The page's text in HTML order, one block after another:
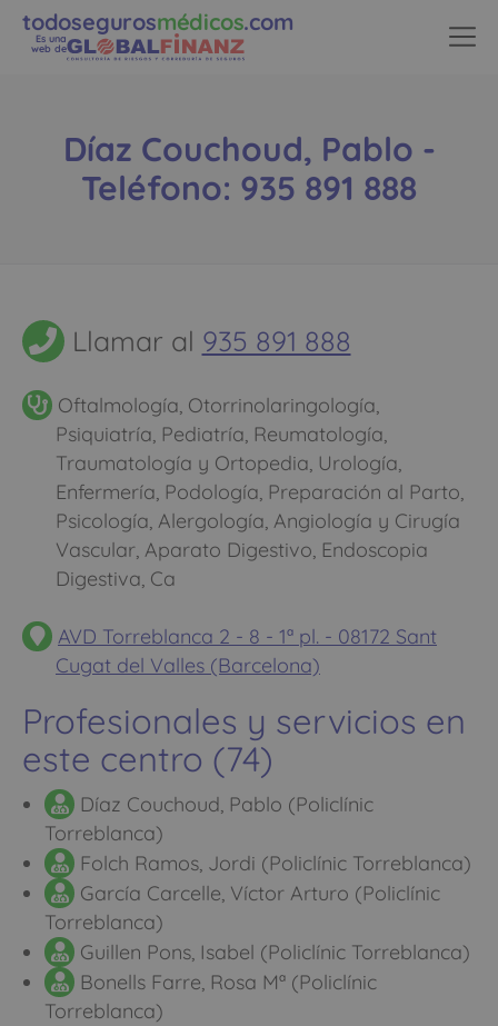
todosegurosmédicos.com
Es una
web de
Díaz Couchoud, Pablo -
Teléfono: 935 891 888
Llamar al 935 891 888
Oftalmología, Otorrinolaringología,
Psiquiatría, Pediatría, Reumatología,
Traumatología y Ortopedia, Urología,
Enfermería, Podología, Preparación al Parto,
Psicología, Alergología, Angiología y Cirugía
Vascular, Aparato Digestivo, Endoscopia
Digestiva, Ca
AVD Torreblanca 2 - 8 - 1ª pl. - 08172 Sant
Cugat del Valles (Barcelona)
Profesionales y servicios en
este centro (74)
Díaz Couchoud, Pablo (Policlínic
Torreblanca)
Folch Ramos, Jordi (Policlínic Torreblanca)
García Carcelle, Víctor Arturo (Policlínic
Torreblanca)
Guillen Pons, Isabel (Policlínic Torreblanca)
Bonells Farre, Rosa Mª (Policlínic
Torreblanca)